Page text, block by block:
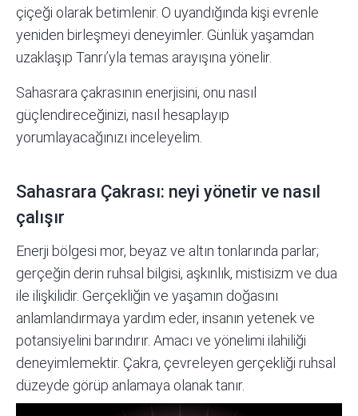
çiçeği olarak betimlenir. O uyandığında kişi evrenle
yeniden birleşmeyi deneyimler. Günlük yaşamdan
uzaklaşıp Tanrı’yla temas arayışına yönelir.
Sahasrara çakrasının enerjisini, onu nasıl
güçlendireceğinizi, nasıl hesaplayıp
yorumlayacağınızı inceleyelim.
Sahasrara Çakrası: neyi yönetir ve nasıl
çalışır
Enerji bölgesi mor, beyaz ve altın tonlarında parlar;
gerçeğin derin ruhsal bilgisi, aşkınlık, mistisizm ve dua
ile ilişkilidir. Gerçekliğin ve yaşamın doğasını
anlamlandırmaya yardım eder, insanın yetenek ve
potansiyelini barındırır. Amacı ve yönelimi ilahiliği
deneyimlemektir. Çakra, çevreleyen gerçekliği ruhsal
düzeyde görüp anlamaya olanak tanır.